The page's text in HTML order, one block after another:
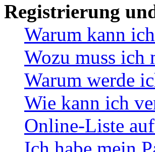
Registrierung
Warum kann
Wozu muss ich
Warum werde
Wie kann ich
Online-Liste